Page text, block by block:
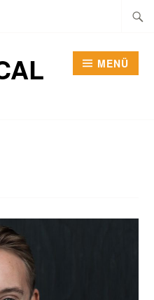
Suche
MENÜ